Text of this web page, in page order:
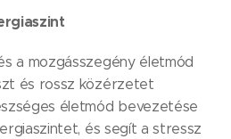
a mozgásszegény életmód
és rossz közérzetet
életmód bevezetése
és segít a stressz